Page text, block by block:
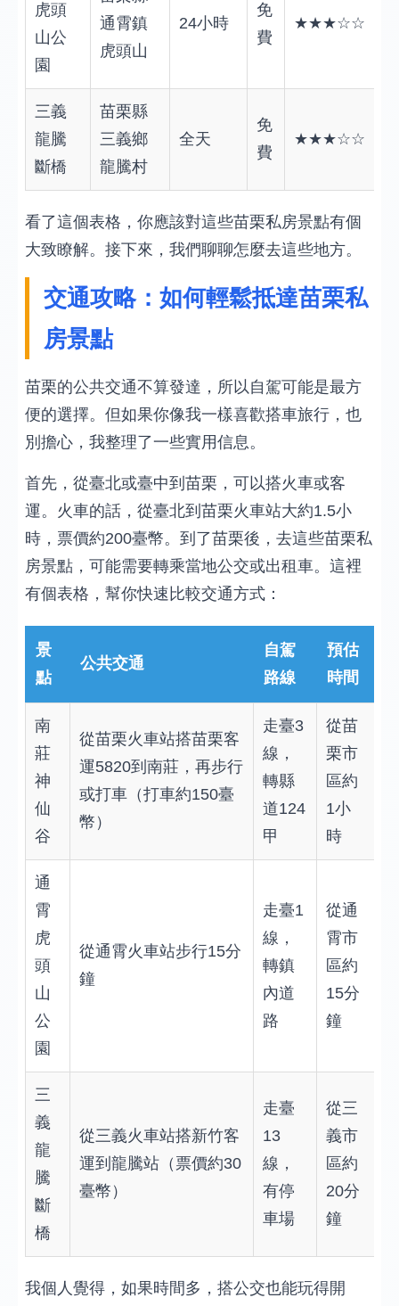
虎頭
山公
園
通霄鎮
虎頭山
24小時
免
費
★★★☆☆
三義
龍騰
斷橋
苗栗縣
三義鄉
龍騰村
全天
免
費
★★★☆☆
看了這個表格，你應該對這些苗栗私房景點有個
大致瞭解。接下來，我們聊聊怎麼去這些地方。
交通攻略：如何輕鬆抵達苗栗私
房景點
苗栗的公共交通不算發達，所以自駕可能是最方
便的選擇。但如果你像我一樣喜歡搭車旅行，也
別擔心，我整理了一些實用信息。
首先，從臺北或臺中到苗栗，可以搭火車或客
運。火車的話，從臺北到苗栗火車站大約1.5小
時，票價約200臺幣。到了苗栗後，去這些苗栗私
房景點，可能需要轉乘當地公交或出租車。這裡
有個表格，幫你快速比較交通方式：
景
點
公共交通
自駕
路線
預估
時間
南
莊
神
仙
谷
從苗栗火車站搭苗栗客
運5820到南莊，再步行
或打車（打車約150臺
幣）
走臺3
線，
轉縣
道124
甲
從苗
栗市
區約
1小
時
通
霄
虎
頭
山
公
園
從通霄火車站步行15分
鐘
走臺1
線，
轉鎮
內道
路
從通
霄市
區約
15分
鐘
三
義
龍
騰
斷
橋
從三義火車站搭新竹客
運到龍騰站（票價約30
臺幣）
走臺
13
線，
有停
車場
從三
義市
區約
20分
鐘
我個人覺得，如果時間多，搭公交也能玩得開